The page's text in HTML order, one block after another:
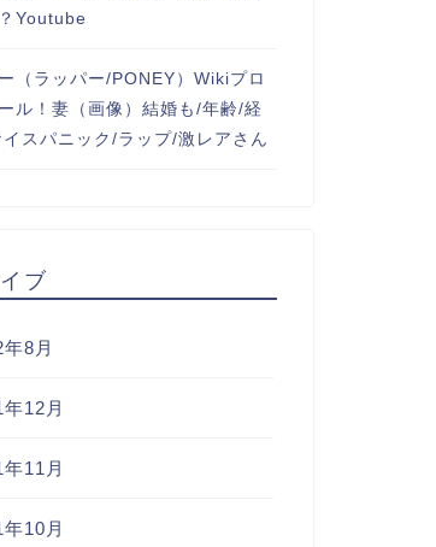
Youtube
（ラッパー/PONEY）Wikiプロ
ル！妻（画像）結婚も/年齢/経
イスパニック/ラップ/激レアさん
ブ
8月
12月
11月
10月